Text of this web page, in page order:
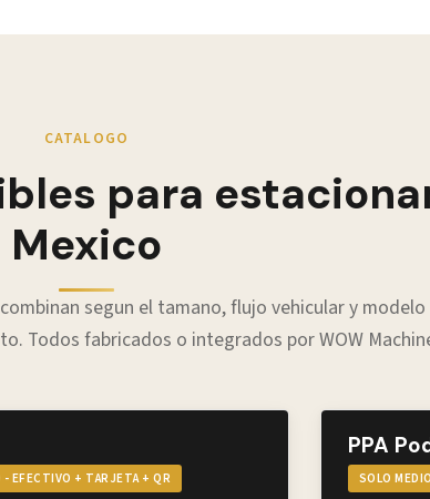
CATALOGO
para
Mexico
segun el tamano, flujo vehicular y modelo
Todos fabricados o integrados por WOW
- EFECTIVO + TARJETA + QR
PPA
SOLO